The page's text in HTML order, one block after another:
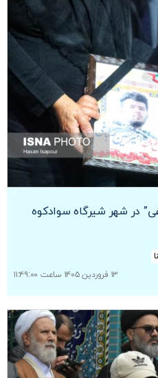
در شهر شیرگاه سوادکوه
۱۳ فروردین ۱۴۰۵ ساعت ۱۱:۴۹:۰۰